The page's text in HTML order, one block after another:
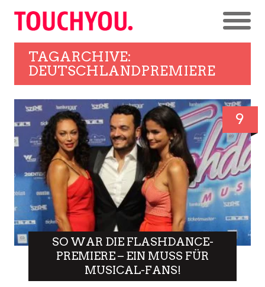
TAGARCHIVE:
DEUTSCHLANDPREMIERE
9
SO WAR DIE FLASHDANCE-
PREMIERE – EIN MUSS FÜR
MUSICAL-FANS!